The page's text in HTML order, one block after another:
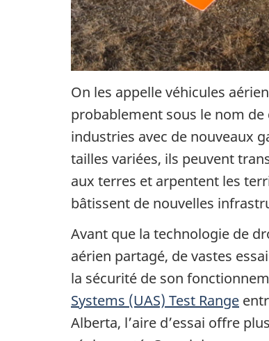
On les appelle véhicules
probablement sous le nom
industries avec de nouveaux
tailles variées, ils peuvent
aux terres et arpentent les
bâtissent de nouvelles
Avant que la technologie de
aérien partagé, de vastes
la sécurité de son
Systems (UAS) Test Range
Alberta, l’aire d’essai offre